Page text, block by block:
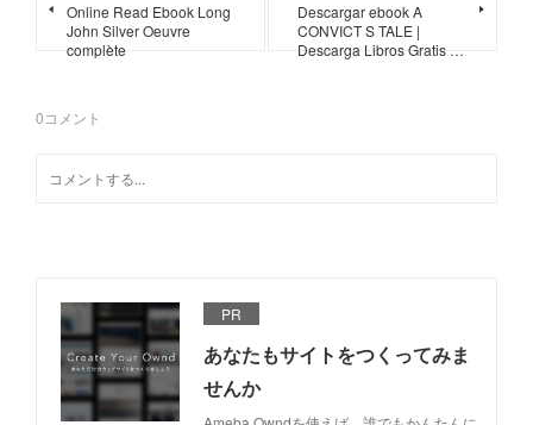
Online Read Ebook Long
John Silver Oeuvre
complète
Descargar ebook A
CONVICT S TALE |
Descarga Libros Gratis …
0コメント
PR
あなたもサイトをつくってみま
せんか